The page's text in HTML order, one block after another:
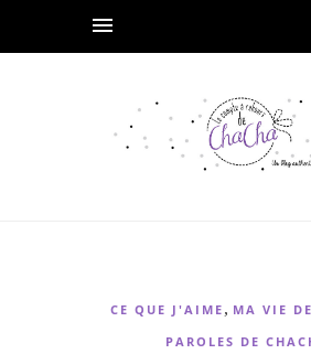
CE QUE J'AIME , MA VIE
PAROLES DE